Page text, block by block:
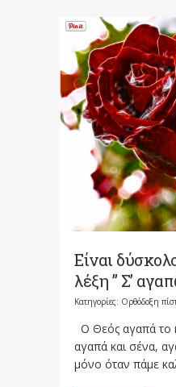
Είναι
λέξη ” Σ’
Κατηγορίες: Ορθόδοξη
Ο Θεός αγαπά το
αγαπά και σένα,
μόνο όταν πάμε